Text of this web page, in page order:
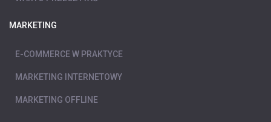
MARKETING
E-COMMERCE W PRAKTYCE
MARKETING INTERNETOWY
MARKETING OFFLINE